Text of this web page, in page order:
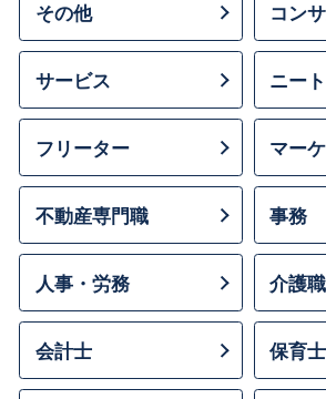
その他 コン
サービス ニート
フリーター マー
不動産専門職 事務
人事・労務 介護職
会計士 保育士